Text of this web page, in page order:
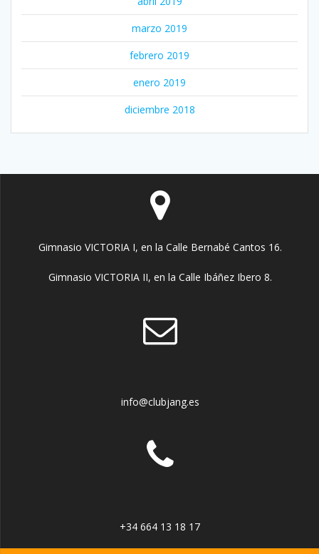
marzo 2019
febrero 2019
enero 2019
diciembre 2018
Gimnasio VICTORIA I, en la Calle Bernabé Cantos 16.
Gimnasio VICTORIA II, en la Calle Ibáñez Ibero 8.
info@clubjang.es
+34 664 13 18 17